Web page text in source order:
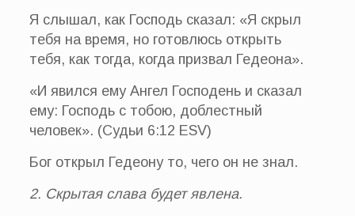
Я слышал, как Господь сказал: «Я скрыл
тебя на время, но готовлюсь открыть
тебя, как тогда, когда призвал Гедеона».
«И явился ему Ангел Господень и сказал
ему: Господь с тобою, доблестный
человек». (Судьи 6:12 ESV)
Бог открыл Гедеону то, чего он не знал.
2. Скрытая слава будет явлена.